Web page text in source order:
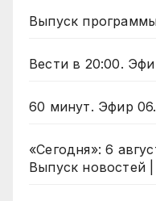
Выпуск
Вести в 20:00.
60 минут. Эфир
«Сегодня»: 6
Выпуск новостей